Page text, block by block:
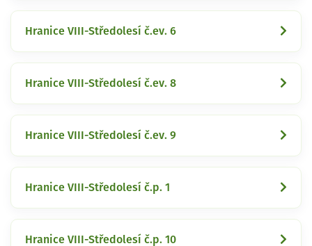
Hranice VIII-Středolesí č.ev. 6
Hranice VIII-Středolesí č.ev. 8
Hranice VIII-Středolesí č.ev. 9
Hranice VIII-Středolesí č.p. 1
Hranice VIII-Středolesí č.p. 10